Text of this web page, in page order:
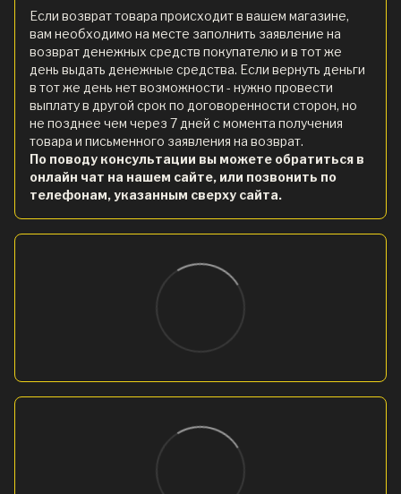
Если возврат товара происходит в вашем магазине,
вам необходимо на месте заполнить заявление на
возврат денежных средств покупателю и в тот же
день выдать денежные средства. Если вернуть деньги
в тот же день нет возможности - нужно провести
выплату в другой срок по договоренности сторон, но
не позднее чем через 7 дней с момента получения
товара и письменного заявления на возврат.
По поводу консультации вы можете обратиться в
онлайн чат на нашем сайте, или позвонить по
телефонам, указанным сверху сайта.